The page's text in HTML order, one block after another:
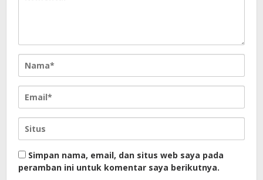
Simpan nama, email, dan situs web saya pada
peramban ini untuk komentar saya berikutnya.